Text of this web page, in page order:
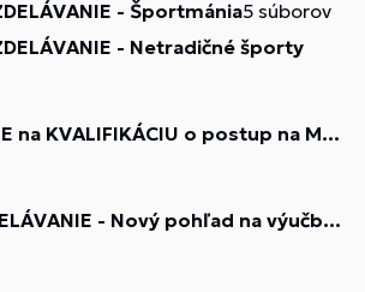
- Športmánia5 súborov
- Netradičné športy
P R O P O Z Í C I E na KVALIFIKÁCIU o postup na Medzinárodné školské majstrovstvá ISF v CEZPOĽNOM BEHU
INOVAČNÉ VZDELÁVANIE - Nový pohľad na výučbu FUTBALU